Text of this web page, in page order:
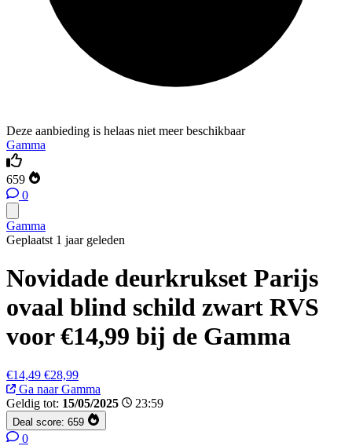
Deze aanbieding is helaas niet meer beschikbaar
Gamma
659
0
Gamma
Geplaatst 1 jaar geleden
Novidade deurkrukset Parijs
ovaal blind schild zwart RVS
voor €14,99 bij de Gamma
€14,49 €28,99
Ga naar Gamma
Geldig tot: 15/05/2025 23:59
Deal score: 659
0